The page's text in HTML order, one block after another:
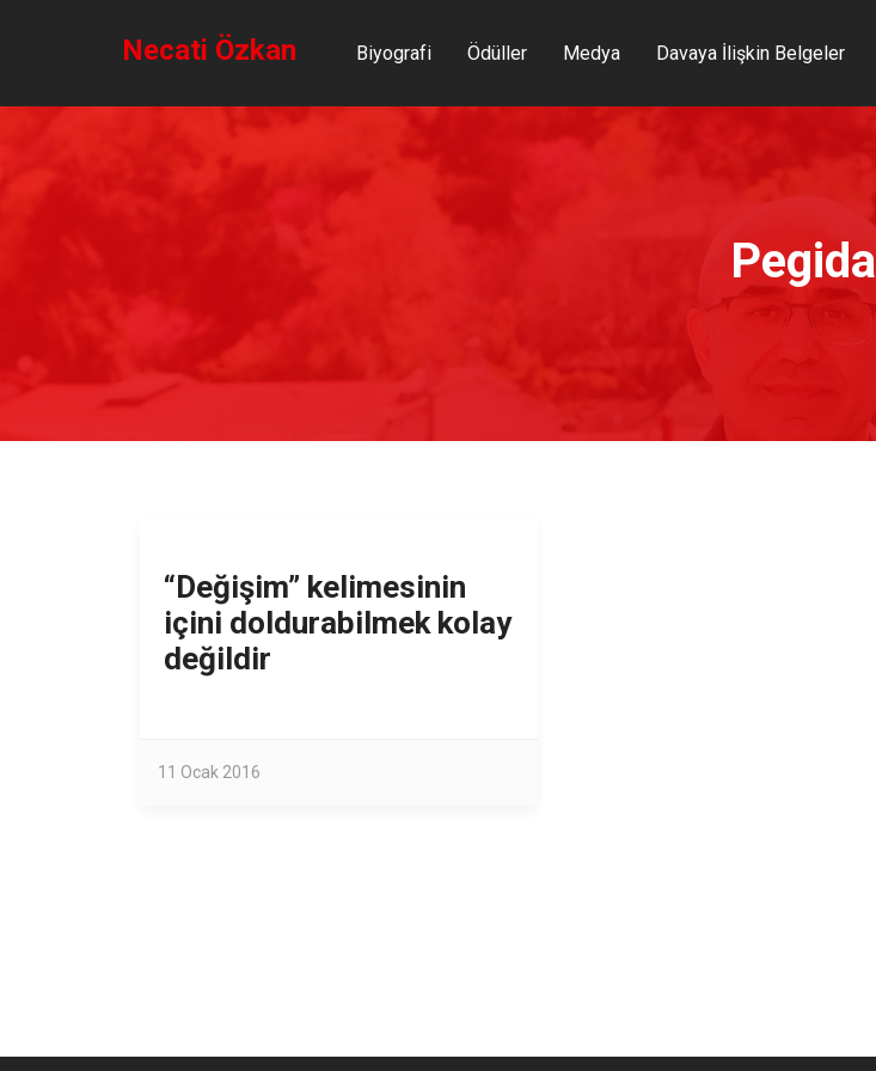
Necati Özkan Biyografi Ödüller Medya Davaya İlişkin Belgeler
Pegida
“Değişim” kelimesinin
içini doldurabilmek kolay
değildir
11 Ocak 2016